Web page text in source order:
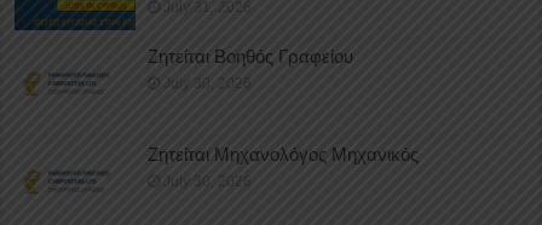
July 31, 2026
Ζητείται Βοηθός Γραφείου
July 30, 2026
Ζητείται Μηχανολόγος Μηχανικός
July 30, 2026